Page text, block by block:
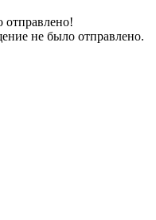
не было отправлено.